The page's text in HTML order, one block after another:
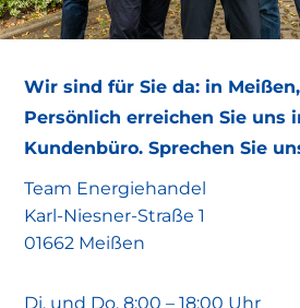
Wir sind für Sie da: in
Persönlich erreichen Sie uns
Kundenbüro. Sprechen Sie
Team Energiehandel
Karl-Niesner-Straße 1
01662 Meißen
Di. und Do. 8:00 – 18:00 Uhr